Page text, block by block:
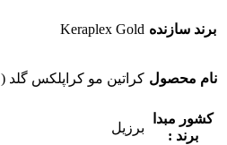
برند سازنده Keraplex Gold
نام محصول کراتین مو کراپلکس گلد ( Keraplex Gold )
کشور مبدا
برند :
برزیل